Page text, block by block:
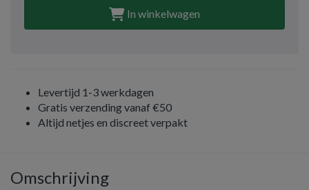
In winkelwagen
Levertijd 1-3 werkdagen
Gratis verzending vanaf €50
Altijd netjes en discreet verpakt
Omschrijving